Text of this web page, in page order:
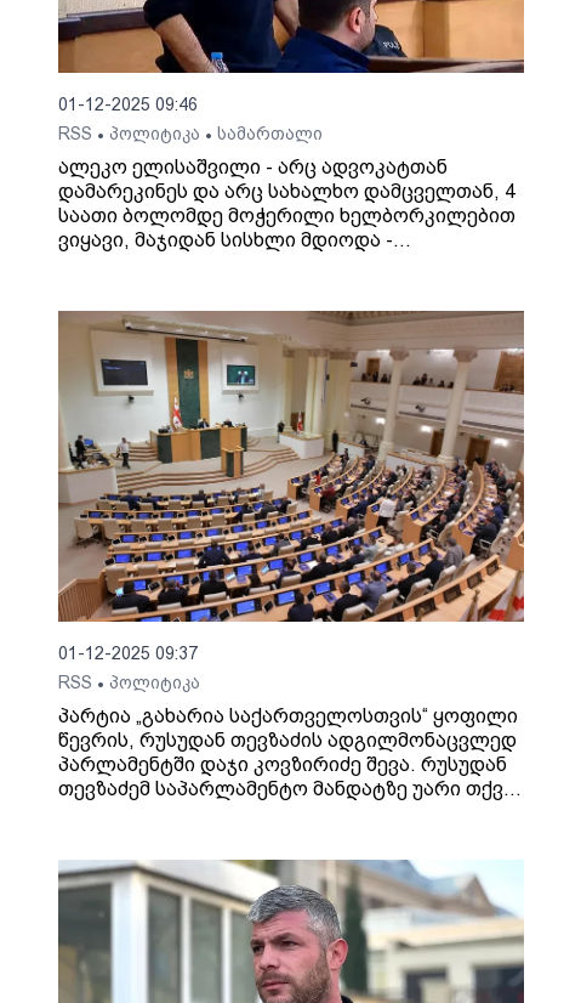
01-12-2025 09:46
RSS • პოლიტიკა • სამართალი
ალეკო ელისაშვილი - არც ადვოკატთან
დამარეკინეს და არც სახალხო დამცველთან, 4
საათი ბოლომდე მოჭერილი ხელბორკილებით
ვიყავი, მაჯიდან სისხლი მდიოდა -
01-12-2025 09:37
RSS • პოლიტიკა
პარტია „გახარია საქართველოსთვის“ ყოფილი
წევრის, რუსუდან თევზაძის ადგილმონაცვლედ
პარლამენტში დაჯი კოვზირიძე შევა. რუსუდან
თევზაძემ საპარლამენტო მანდატზე უარი თქვა